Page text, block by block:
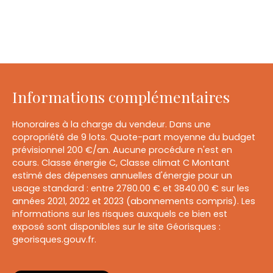
Informations complémentaires
Honoraires à la charge du vendeur. Dans une
copropriété de 9 lots. Quote-part moyenne du budget
prévisionnel 200 €/an. Aucune procédure n'est en
cours. Classe énergie C, Classe climat C Montant
estimé des dépenses annuelles d'énergie pour un
usage standard : entre 2780.00 € et 3840.00 € sur les
années 2021, 2022 et 2023 (abonnements compris). Les
informations sur les risques auxquels ce bien est
exposé sont disponibles sur le site Géorisques :
georisques.gouv.fr.